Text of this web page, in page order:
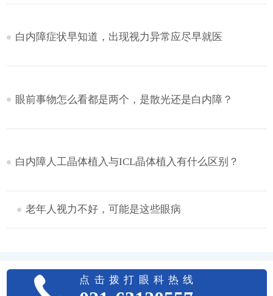
白内障症状早知道，出现视力异常应尽早就医
眼前事物怎么看都是两个，是散光还是白内障？
白内障人工晶体植入与ICL晶体植入有什么区别？
老年人视力不好，可能是这些眼病
点击拨打眼科热线